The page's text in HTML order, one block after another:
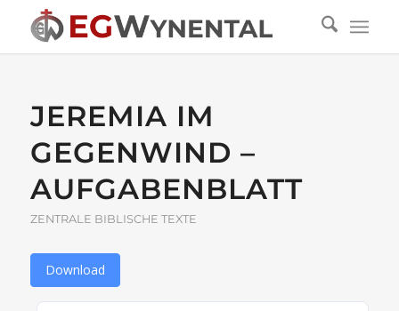
JEREMIA IM
GEGENWIND –
AUFGABENBLATT
ZENTRALE BIBLISCHE TEXTE
Download